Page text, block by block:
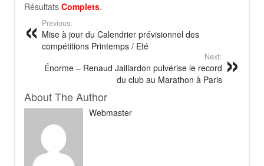
Résultats Complets.
Previous:
Mise à jour du Calendrier prévisionnel des
compétitions Printemps / Eté
Next:
Énorme – Renaud Jaillardon pulvérise le record
du club au Marathon à Paris
About The Author
Webmaster